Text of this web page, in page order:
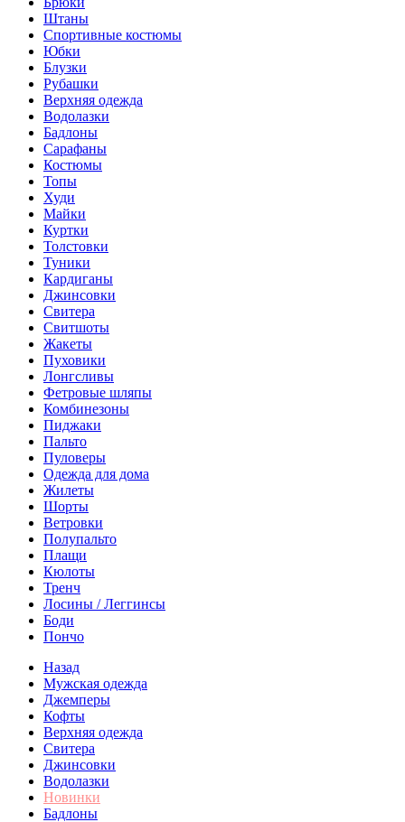
Штаны
Спортивные костюмы
Юбки
Блузки
Рубашки
Верхняя одежда
Водолазки
Бадлоны
Сарафаны
Костюмы
Топы
Худи
Майки
Куртки
Толстовки
Туники
Кардиганы
Джинсовки
Свитера
Свитшоты
Жакеты
Пуховики
Лонгсливы
Фетровые шляпы
Комбинезоны
Пиджаки
Пальто
Пуловеры
Одежда для дома
Жилеты
Шорты
Ветровки
Полупальто
Плащи
Кюлоты
Тренч
Лосины / Леггинсы
Боди
Пончо
Назад
Мужская одежда
Джемперы
Кофты
Верхняя одежда
Свитера
Джинсовки
Водолазки
Новинки
Бадлоны